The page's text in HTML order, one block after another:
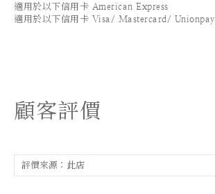
適用於以下信用卡 American Express
適用於以下信用卡 Visa/ Mastercard/ Unionpay
顧客評價